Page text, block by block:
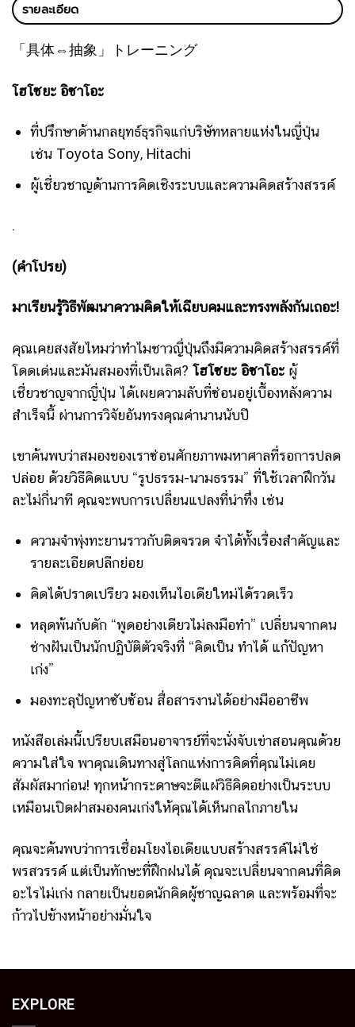
รายละเอียด
「具体⇔抽象」トレーニング
โฮโซยะ อิซาโอะ
ที่ปรึกษาด้านกลยุทธ์ธุรกิจแก่บริษัทหลายแห่งในญี่ปุ่น
เช่น Toyota Sony, Hitachi
ผู้เชี่ยวชาญด้านการคิดเชิงระบบและความคิดสร้างสรรค์
.
(คำโปรย)
มาเรียนรู้วิธีพัฒนาความคิดให้เฉียบคมและทรงพลังกันเถอะ!
คุณเคยสงสัยไหมว่าทำไมชาวญี่ปุ่นถึงมีความคิดสร้างสรรค์ที่
โดดเด่นและมันสมองที่เป็นเลิศ? โฮโซยะ อิซาโอะ ผู้
เชี่ยวชาญจากญี่ปุ่น ได้เผยความลับที่ซ่อนอยู่เบื้องหลังความ
สำเร็จนี้ ผ่านการวิจัยอันทรงคุณค่านานนับปี
เขาค้นพบว่าสมองของเราซ่อนศักยภาพมหาศาลที่รอการปลด
ปล่อย ด้วยวิธีคิดแบบ “รูปธรรม-นามธรรม” ที่ใช้เวลาฝึกวัน
ละไม่กี่นาที คุณจะพบการเปลี่ยนแปลงที่น่าทึ่ง เช่น
ความจำพุ่งทะยานราวกับติดจรวด จำได้ทั้งเรื่องสำคัญและ
รายละเอียดปลีกย่อย
คิดได้ปราดเปรียว มองเห็นไอเดียใหม่ได้รวดเร็ว
หลุดพ้นกับดัก “พูดอย่างเดียวไม่ลงมือทำ” เปลี่ยนจากคน
ช่างฝันเป็นนักปฏิบัติตัวจริงที่ “คิดเป็น ทำได้ แก้ปัญหา
เก่ง”
มองทะลุปัญหาซับซ้อน สื่อสารงานได้อย่างมืออาชีพ
หนังสือเล่มนี้เปรียบเสมือนอาจารย์ที่จะนั่งจับเข่าสอนคุณด้วย
ความใส่ใจ พาคุณเดินทางสู่โลกแห่งการคิดที่คุณไม่เคย
สัมผัสมาก่อน! ทุกหน้ากระดาษจะตีแผ่วิธีคิดอย่างเป็นระบบ
เหมือนเปิดฝาสมองคนเก่งให้คุณได้เห็นกลไกภายใน
คุณจะค้นพบว่าการเชื่อมโยงไอเดียแบบสร้างสรรค์ไม่ใช่
พรสวรรค์ แต่เป็นทักษะที่ฝึกฝนได้ คุณจะเปลี่ยนจากคนที่คิด
อะไรไม่เก่ง กลายเป็นยอดนักคิดผู้ชาญฉลาด และพร้อมที่จะ
ก้าวไปข้างหน้าอย่างมั่นใจ
EXPLORE